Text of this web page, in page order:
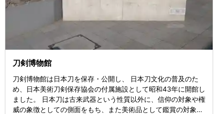
刀剣博物館
刀剣博物館は日本刀を保存・公開し、 日本刀文化の普及のた
め、日本美術刀剣保存協会の付属施設として昭和43年に開館し
ました。 日本刀は古来武器という性質以外に、信仰の対象や権
威の象徴としての側面をもち、また美術品として鑑賞の対象に